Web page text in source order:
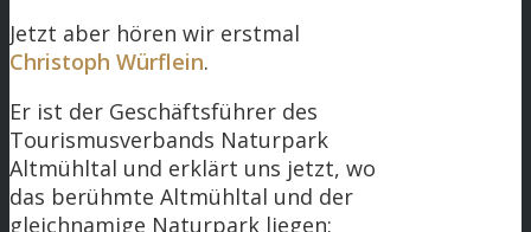
Jetzt aber hören wir erstmal
Christoph Würflein.
Er ist der Geschäftsführer des
Tourismusverbands Naturpark
Altmühltal und erklärt uns jetzt, wo
das berühmte Altmühltal und der
gleichnamige Naturpark liegen: